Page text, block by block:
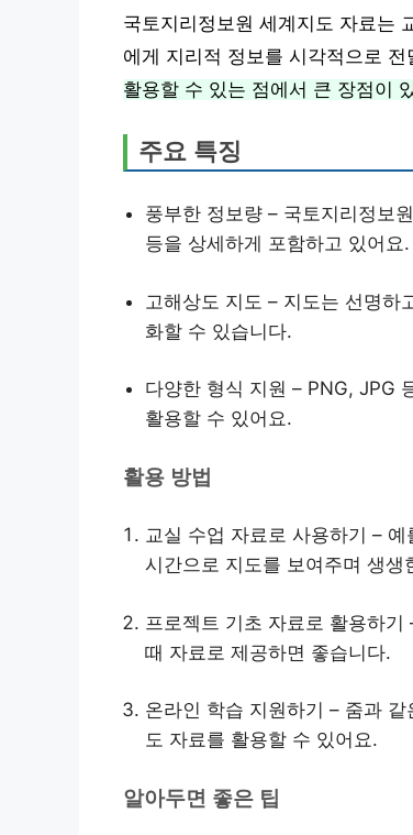
국토지리정보원 세계지도 자료는
에게 지리적 정보를 시각적으로
활용할 수 있는 점에서 큰 장점이
주요 특징
풍부한 정보량 – 국토지리정보
등을 상세하게 포함하고 있어요.
고해상도 지도 – 지도는 선명하
화할 수 있습니다.
다양한 형식 지원 – PNG, JPG
활용할 수 있어요.
활용 방법
교실 수업 자료로 사용하기 –
시간으로 지도를 보여주며 생생
프로젝트 기초 자료로 활용하
때 자료로 제공하면 좋습니다.
온라인 학습 지원하기 – 줌과
도 자료를 활용할 수 있어요.
알아두면 좋은 팁